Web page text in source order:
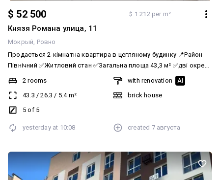
$ 52 500 $ 1 212 per m²
Князя Романа улица, 11
Мокрый Ровно
Продається 2-кімнатна квартира в цегляному будинку 📍Район
Північний ✅Житловий стан ✅Загальна площа 43,3 м² ✅дві окремі
кімнати ✅містка кладова ✅балкон ✅5 поверх ✅Поруч магазини,
зупинки громадського транспорту, школи, садочки та все
необхідне для щоденного життя. Ціна 52 500 $ За більш
детальною інформацією телефонуйте 📞 068 137 66 71 Анастасія
2 rooms
43.3 /26.3 / 5.4m²
5 of 5
with renovation AI
brick house
yesterday at 10:08 created 7 августа